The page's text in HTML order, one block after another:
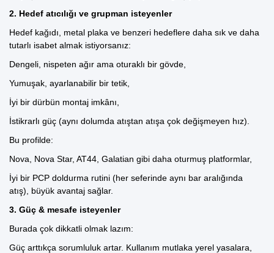
2. Hedef atıcılığı ve grupman isteyenler
Hedef kağıdı, metal plaka ve benzeri hedeflere daha sık ve daha
tutarlı isabet almak istiyorsanız:
Dengeli, nispeten ağır ama oturaklı bir gövde,
Yumuşak, ayarlanabilir bir tetik,
İyi bir dürbün montaj imkânı,
İstikrarlı güç (aynı dolumda atıştan atışa çok değişmeyen hız).
Bu profilde:
Nova, Nova Star, AT44, Galatian gibi daha oturmuş platformlar,
İyi bir PCP doldurma rutini (her seferinde aynı bar aralığında
atış), büyük avantaj sağlar.
3. Güç & mesafe isteyenler
Burada çok dikkatli olmak lazım:
Güç arttıkça sorumluluk artar. Kullanım mutlaka yerel yasalara,